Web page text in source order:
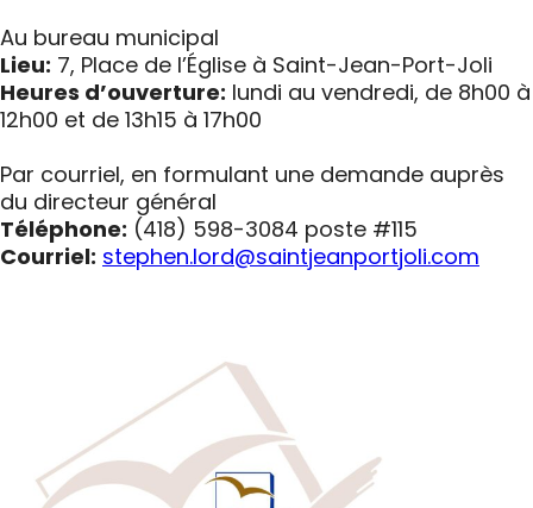
Au bureau municipal
Lieu: 7, Place de l’Église à Saint-Jean-Port-Joli
Heures d’ouverture: lundi au vendredi, de 8h00 à
12h00 et de 13h15 à 17h00
Par courriel, en formulant une demande auprès
du directeur général
Téléphone: (418) 598-3084 poste #115
Courriel: stephen.lord@saintjeanportjoli.com